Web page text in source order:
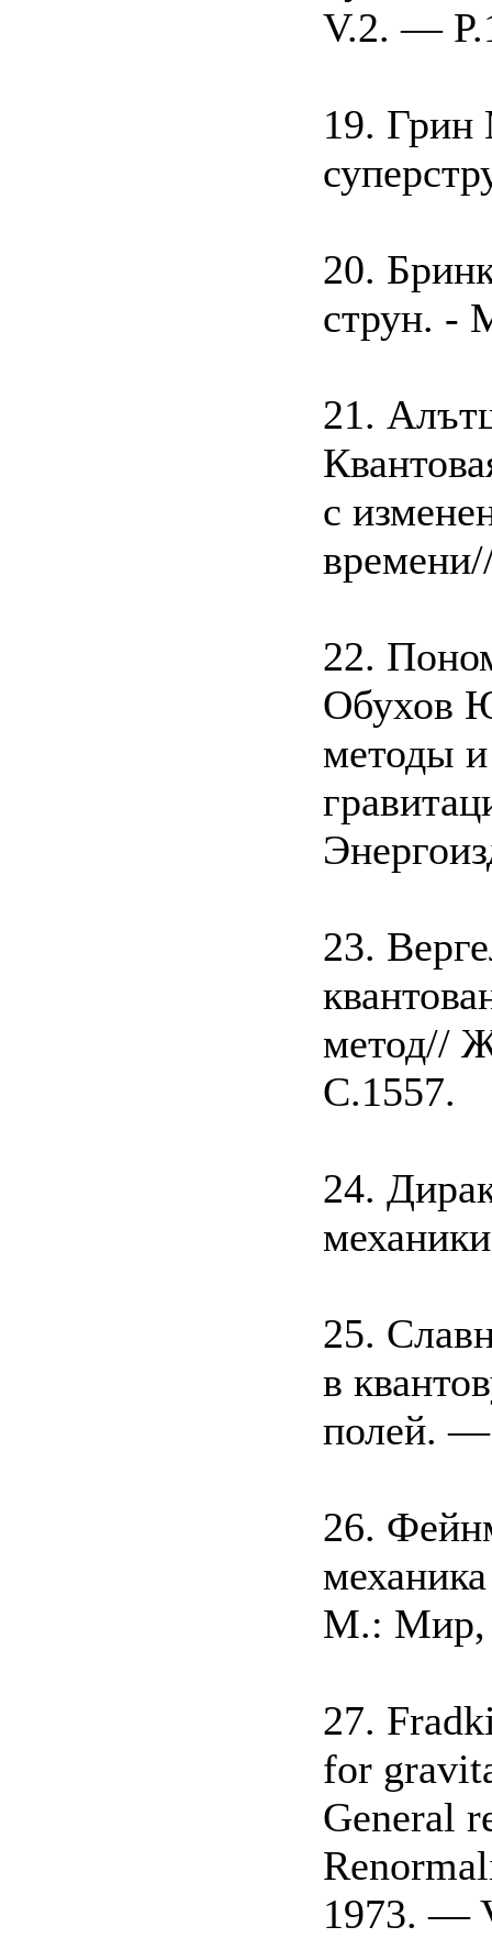
V.2. —
19.
20.
струн. -
21.
с
22.
Обухов
методы
23.
метод//
С.1557.
24.
25.
в
полей. —
26.
M.: Мир,
27.
for
General
1973. —